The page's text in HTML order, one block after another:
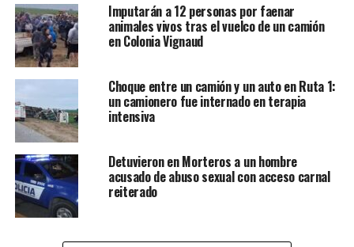
participaron
efectivos
policiales, Bomberos Voluntarios y personal del
Departamento de Unidades de Alto Riesgo (DUAR).
Había desaparecido el viernes
Según se informó, Utrera había sido visto por última vez el
pasado viernes alrededor de las 17 horas en el acceso
Este de Morteros, sobre Ruta Provincial Nº 1.
Horas antes del hallazgo, la Policía había difundido
Imputarán a 12 personas por faenar
animales vivos tras el vuelco de un camión
en Colonia Vignaud
Choque entre un camión y un auto en Ruta 1:
un camionero fue internado en terapia
intensiva
Detuvieron en Morteros a un hombre
acusado de abuso sexual con acceso carnal
reiterado